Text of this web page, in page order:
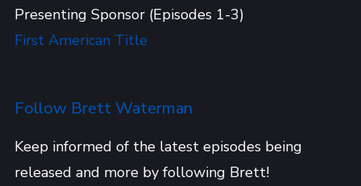
Presenting Sponsor (Episodes 1-3)
First American Title
Follow Brett Waterman
Keep informed of the latest episodes being
released and more by following Brett!